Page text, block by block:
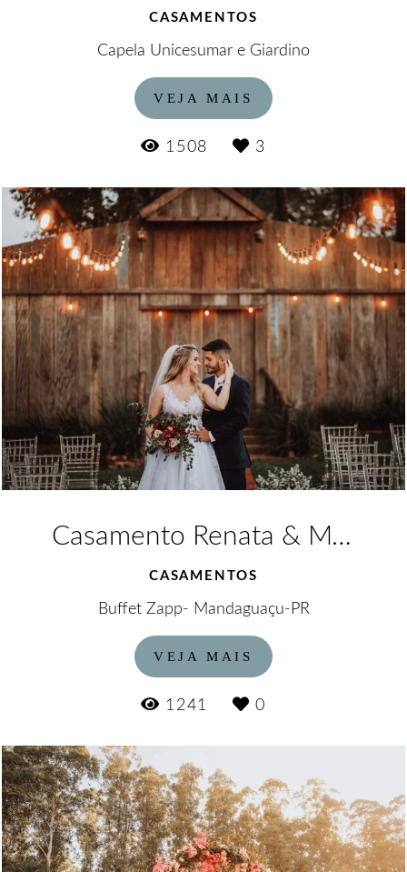
CASAMENTOS
Capela Unicesumar e Giardino
VEJA MAIS
1508 3
Casamento Renata & Matheus
CASAMENTOS
Buffet Zapp- Mandaguaçu-PR
VEJA MAIS
1241 0